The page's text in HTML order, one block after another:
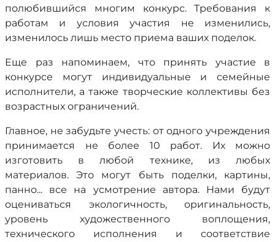
полюбившийся многим конкурс. Требования к
работам и условия участия не изменились,
изменилось лишь место приема ваших поделок.
Еще раз напоминаем, что принять участие в
конкурсе могут индивидуальные и семейные
исполнители, а также творческие коллективы без
возрастных ограничений.
Главное, не забудьте учесть: от одного учреждения
принимается не более 10 работ. Их можно
изготовить в любой технике, из любых
материалов. Это могут быть поделки, картины,
панно... все на усмотрение автора. Нами будут
оцениваться экологичность, оригинальность,
уровень художественного воплощения,
технического исполнения и соответствие